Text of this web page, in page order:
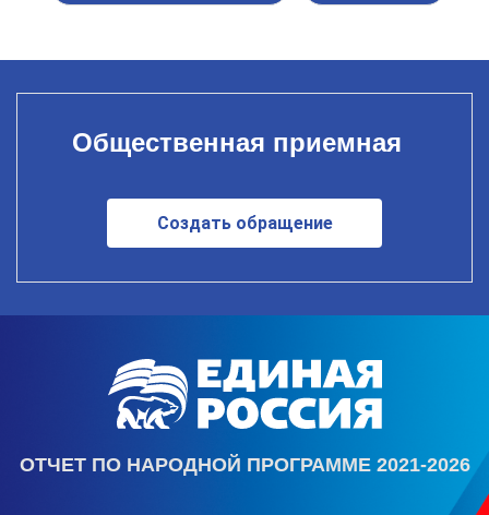
Общественная приемная
Создать обращение
ОТЧЕТ ПО НАРОДНОЙ ПРОГРАММЕ 2021-2026